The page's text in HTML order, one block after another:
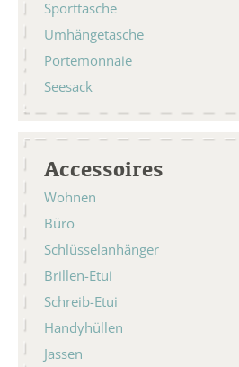
Sporttasche
Umhängetasche
Portemonnaie
Seesack
Accessoires
Wohnen
Büro
Schlüsselanhänger
Brillen-Etui
Schreib-Etui
Handyhüllen
Jassen